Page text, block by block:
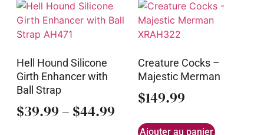
Hell Hound Silicone
Girth Enhancer with
Ball Strap
$39.99 – $44.99
Creature Cocks –
Majestic Merman
$149.99
Ajouter au panier